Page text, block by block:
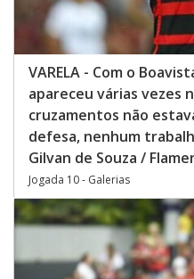
VARELA - Com o
apareceu várias vezes
cruzamentos não
defesa, nenhum
Gilvan de Souza /
Jogada 10 - Galerias